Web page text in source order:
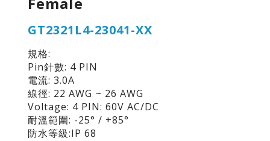
GT2321L4-23041-XX
規格:
Pin針數: 4 PIN
電流: 3.0A
線徑: 22 AWG ~ 26 AWG
Voltage: 4 PIN: 60V AC/DC
耐溫範圍: -25° / +85°
防水等級:IP 68